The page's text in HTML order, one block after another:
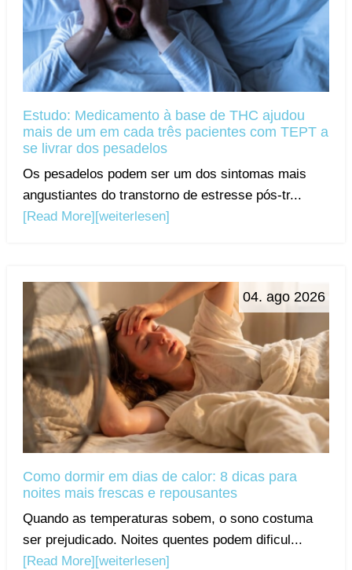
Estudo: Medicamento à base de THC ajudou
mais de um em cada três pacientes com TEPT a
se livrar dos pesadelos
Os pesadelos podem ser um dos sintomas mais
angustiantes do transtorno de estresse pós-tr...
[Read More] [weiterlesen]
04. ago 2026
Como dormir em dias de calor: 8 dicas para
noites mais frescas e repousantes
Quando as temperaturas sobem, o sono costuma
ser prejudicado. Noites quentes podem dificul...
[Read More] [weiterlesen]